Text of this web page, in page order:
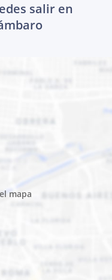
salir en
mapa